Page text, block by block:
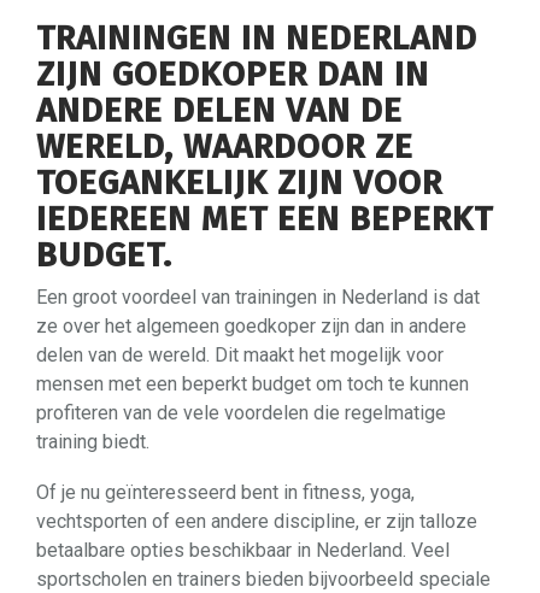
TRAININGEN IN NEDERLAND
ZIJN GOEDKOPER DAN IN
ANDERE DELEN VAN DE
WERELD, WAARDOOR ZE
TOEGANKELIJK ZIJN VOOR
IEDEREEN MET EEN BEPERKT
BUDGET.
Een groot voordeel van trainingen in Nederland is dat
ze over het algemeen goedkoper zijn dan in andere
delen van de wereld. Dit maakt het mogelijk voor
mensen met een beperkt budget om toch te kunnen
profiteren van de vele voordelen die regelmatige
training biedt.
Of je nu geïnteresseerd bent in fitness, yoga,
vechtsporten of een andere discipline, er zijn talloze
betaalbare opties beschikbaar in Nederland. Veel
sportscholen en trainers bieden bijvoorbeeld speciale